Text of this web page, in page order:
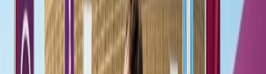
aerolínea:
TAP Miles&Go Silver
: el monto que require para lograr el nivel es
30,000 millas
TAP Miles&Go Gold:
el monto que requiere pagar lograr el nivel
es 70,000